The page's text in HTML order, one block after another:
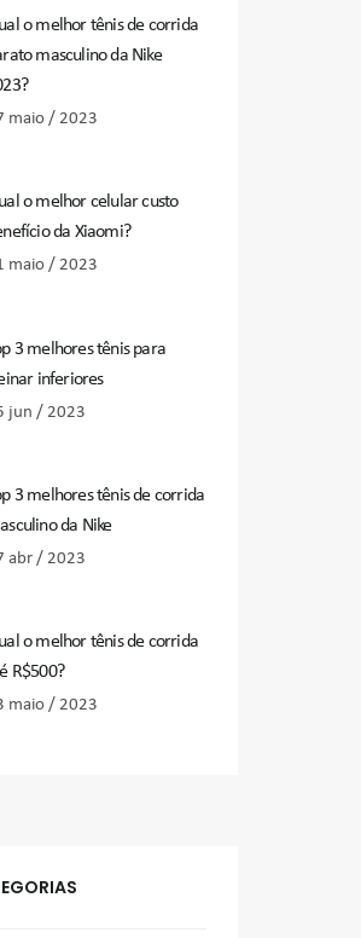
o melhor tênis de corrida
masculino da Nike
maio / 2023
o melhor celular custo
da Xiaomi?
maio / 2023
3 melhores tênis para
inferiores
jun / 2023
3 melhores tênis de corrida
da Nike
abr / 2023
o melhor tênis de corrida
R$500?
maio / 2023